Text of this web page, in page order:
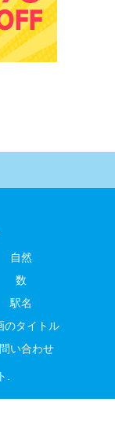
自然
数
駅名
のタイトル
い合わせ
.